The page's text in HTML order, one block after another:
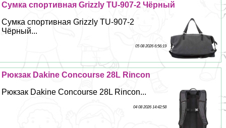
Сумка спортивная Grizzly TU-907-2 Чёрный
Сумка спортивная Grizzly TU-907-2
Чёрный...
05 08 2026 6:56:19
Рюкзак Dakine Concourse 28L Rincon
Рюкзак Dakine Concourse 28L Rincon...
04 08 2026 14:42:58